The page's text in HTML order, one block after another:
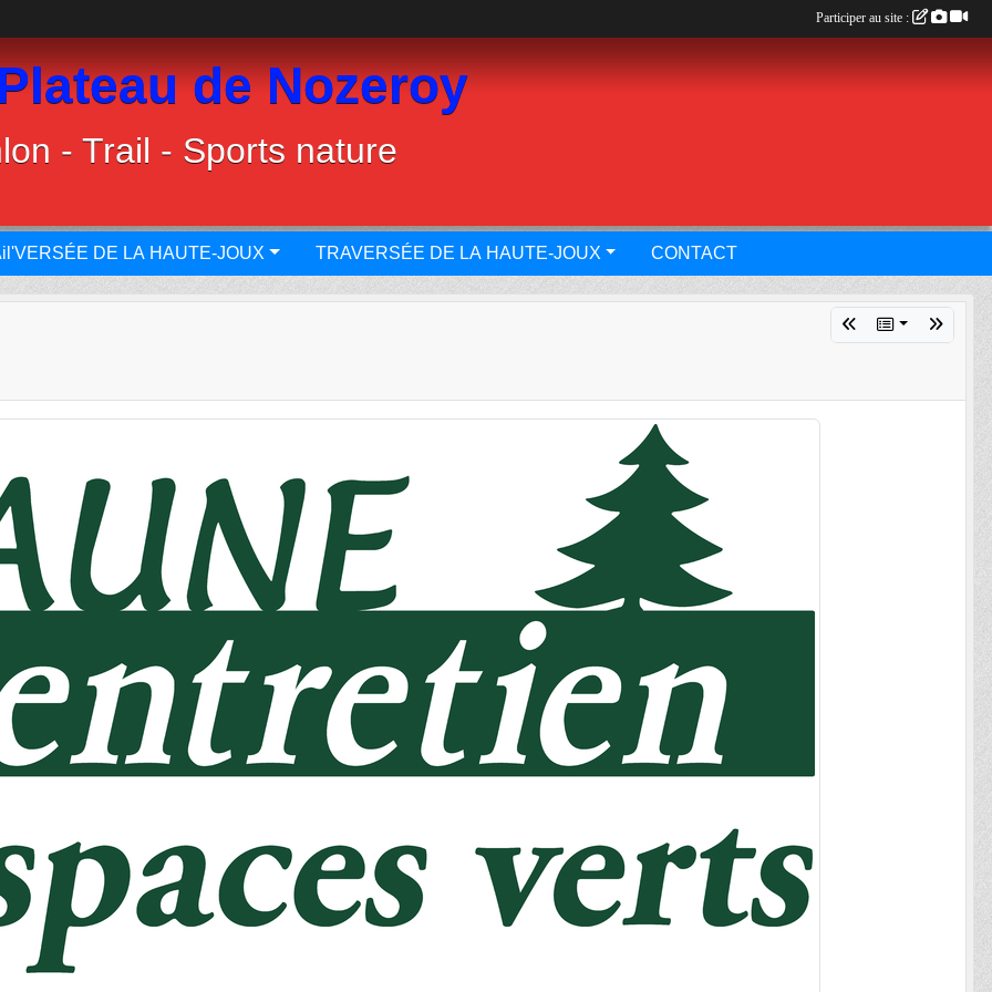
de Nozeroy
- Trail - Sports nature
DE LA HAUTE-JOUX TRAVERSÉE DE LA HAUTE-JOUX CONTACT
Participer au site :